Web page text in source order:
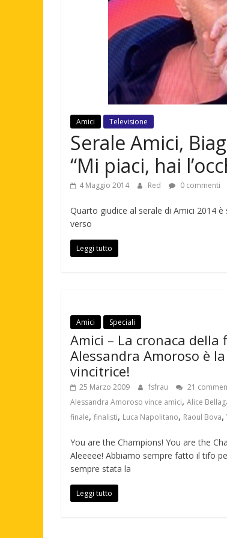
Amici Televisione
Serale Amici,
“Mi piaci, hai
4 Maggio 2014 Red 0 commenti
Quarto giudice al serale di Amici 2014
verso
Leggi tutto
Amici Speciali
Amici – La cronaca della
Alessandra Amoroso è
vincitrice!
25 Marzo 2009 fsfrau
21
Alessandra Amoroso vince amici, Alice
finale, finalisti, Luca Napolitano, Raoul Bova,
You are the Champions! You are the
Aleeeee! Abbiamo sempre fatto il tifo
sempre stata la
Leggi tutto